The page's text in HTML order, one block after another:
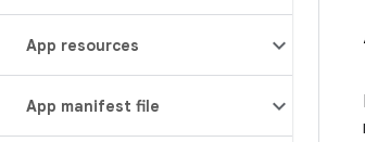
App resources
App manifest file